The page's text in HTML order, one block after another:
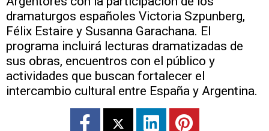
dramaturgos españoles Victoria Szpunberg,
Félix Estaire y Susanna Garachana. El
programa incluirá lecturas dramatizadas de
sus obras, encuentros con el público y
actividades que buscan fortalecer el
intercambio cultural entre España y Argentina.